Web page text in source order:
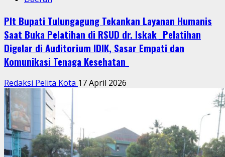
Plt Bupati Tulungagung Tekankan Layanan Humanis
Saat Buka Pelatihan di RSUD dr. Iskak _Pelatihan
Digelar di Auditorium IDIK, Sasar Empati dan
Komunikasi Tenaga Kesehatan_
Redaksi Pelita Kota 17 April 2026